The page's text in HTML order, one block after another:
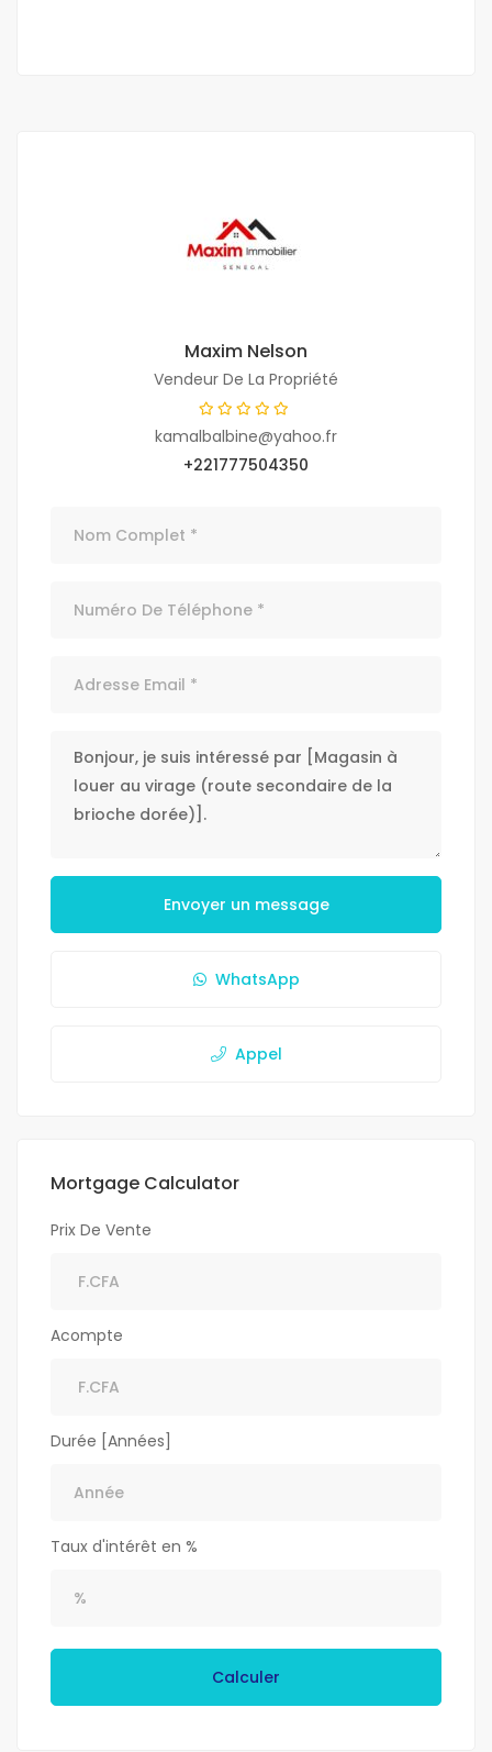
Maxim Nelson
Vendeur De La Propriété
kamalbalbine@yahoo.fr
+221777504350
Envoyer un message
WhatsApp
Appel
Mortgage Calculator
Prix De Vente
Acompte
Durée [Années]
Taux d'intérêt en %
Calculer